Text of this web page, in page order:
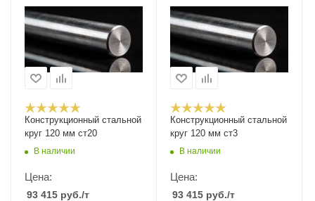
Конструкционный стальной
круг 120 мм ст20
В наличии
Цена:
93 415 руб./т
Конструкционный стальной
круг 120 мм ст3
В наличии
Цена:
93 415 руб./т